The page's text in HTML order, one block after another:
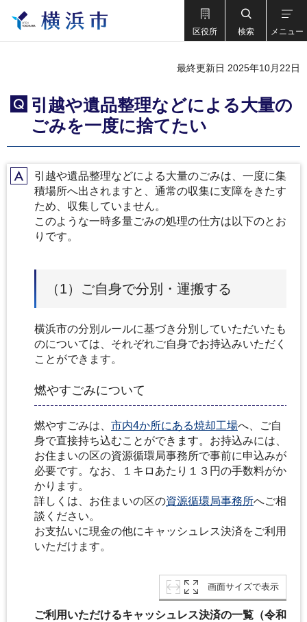
区役所 検索 メニュー
最終更新日 2025年10月22日
Q
引越や遺品整理などによる大量の
ごみを一度に捨てたい
A引越や遺品整理などによる大量のごみは、一度に集
積場所へ出されますと、通常の収集に支障をきたす
ため、収集していません。
このような一時多量ごみの処理の仕方は以下のとお
りです。
（1）ご自身で分別・運搬する
横浜市の分別ルールに基づき分別していただいたも
のについては、それぞれご自身でお持込みいただく
ことができます。
燃やすごみについて
燃やすごみは、 市内4か所にある焼却工場へ、ご自
身で直接持ち込むことができます。お持込みには、
お住まいの区の資源循環局事務所で事前に申込みが
必要です。なお、１キロあたり１３円の手数料がか
かります。
詳しくは、お住まいの区の資源循環局事務所へご相
談ください。
お支払いに現金の他にキャッシュレス決済をご利用
いただけます。
画面サイズで表示
ご利用いただけるキャッシュレス決済の一覧（令和７